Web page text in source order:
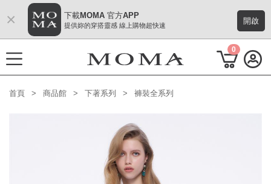
M Plus AW 形象 與時間共存
× 下載MOMA 官方APP
提供妳的穿搭靈感 線上購物超快速 開啟
0
首頁 商品館 下著系列 褲裝全系列